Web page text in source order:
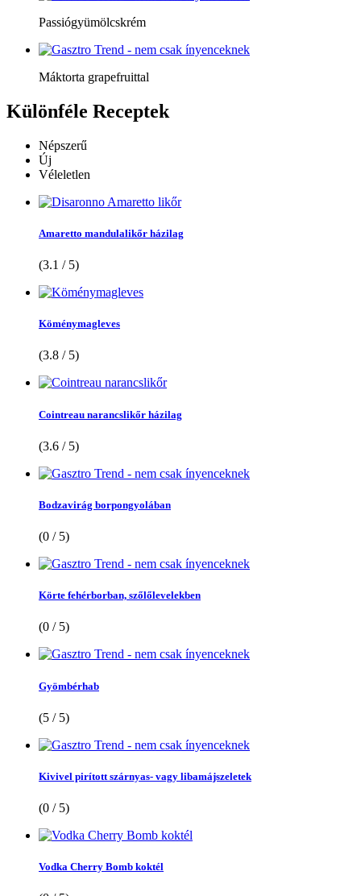
Passiógyümölcskrém
Máktorta grapefruittal
Különféle Receptek
Népszerű
Új
Véleletlen
Amaretto mandulalikőr házilag
(3.1 / 5)
Köménymagleves
(3.8 / 5)
Cointreau narancslikőr házilag
(3.6 / 5)
Bodzavirág borpongyolában
(0 / 5)
Körte fehérborban, szőlőlevelekben
(0 / 5)
Gyömbérhab
(5 / 5)
Kivivel pirított szárnyas- vagy libamájszeletek
(0 / 5)
Vodka Cherry Bomb koktél